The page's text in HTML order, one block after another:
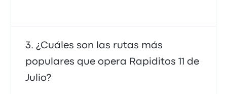
¿Cuáles son las rutas más
populares que opera Rapiditos 11 de
Julio?